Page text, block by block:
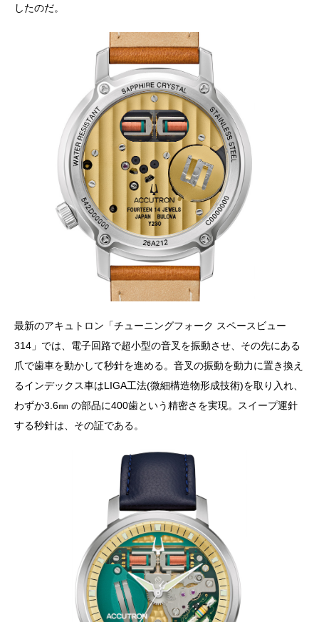
したのだ。
最新のアキュトロン「チューニングフォーク スペースビュー
314」では、電子回路で超小型の音叉を振動させ、その先にある
爪で歯車を動かして秒針を進める。音叉の振動を動力に置き換え
るインデックス車はLIGA工法(微細構造物形成技術)を取り入れ、
わずか3.6㎜ の部品に400歯という精密さを実現。スイープ運針
する秒針は、その証である。